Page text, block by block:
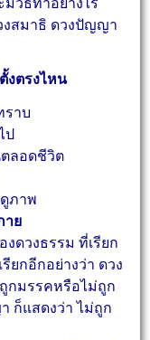
งสมาธิ ดวงปัญญา
งตรงไหน
ราบ
ป
ลอดชีวิต
ภาพ
าย
ดวงธรรม ที่เรียก
เรียกอีกอย่างว่า ดวง
กมรรคหรือไม่ถูก
ก็แสดงว่า ไม่ถูก